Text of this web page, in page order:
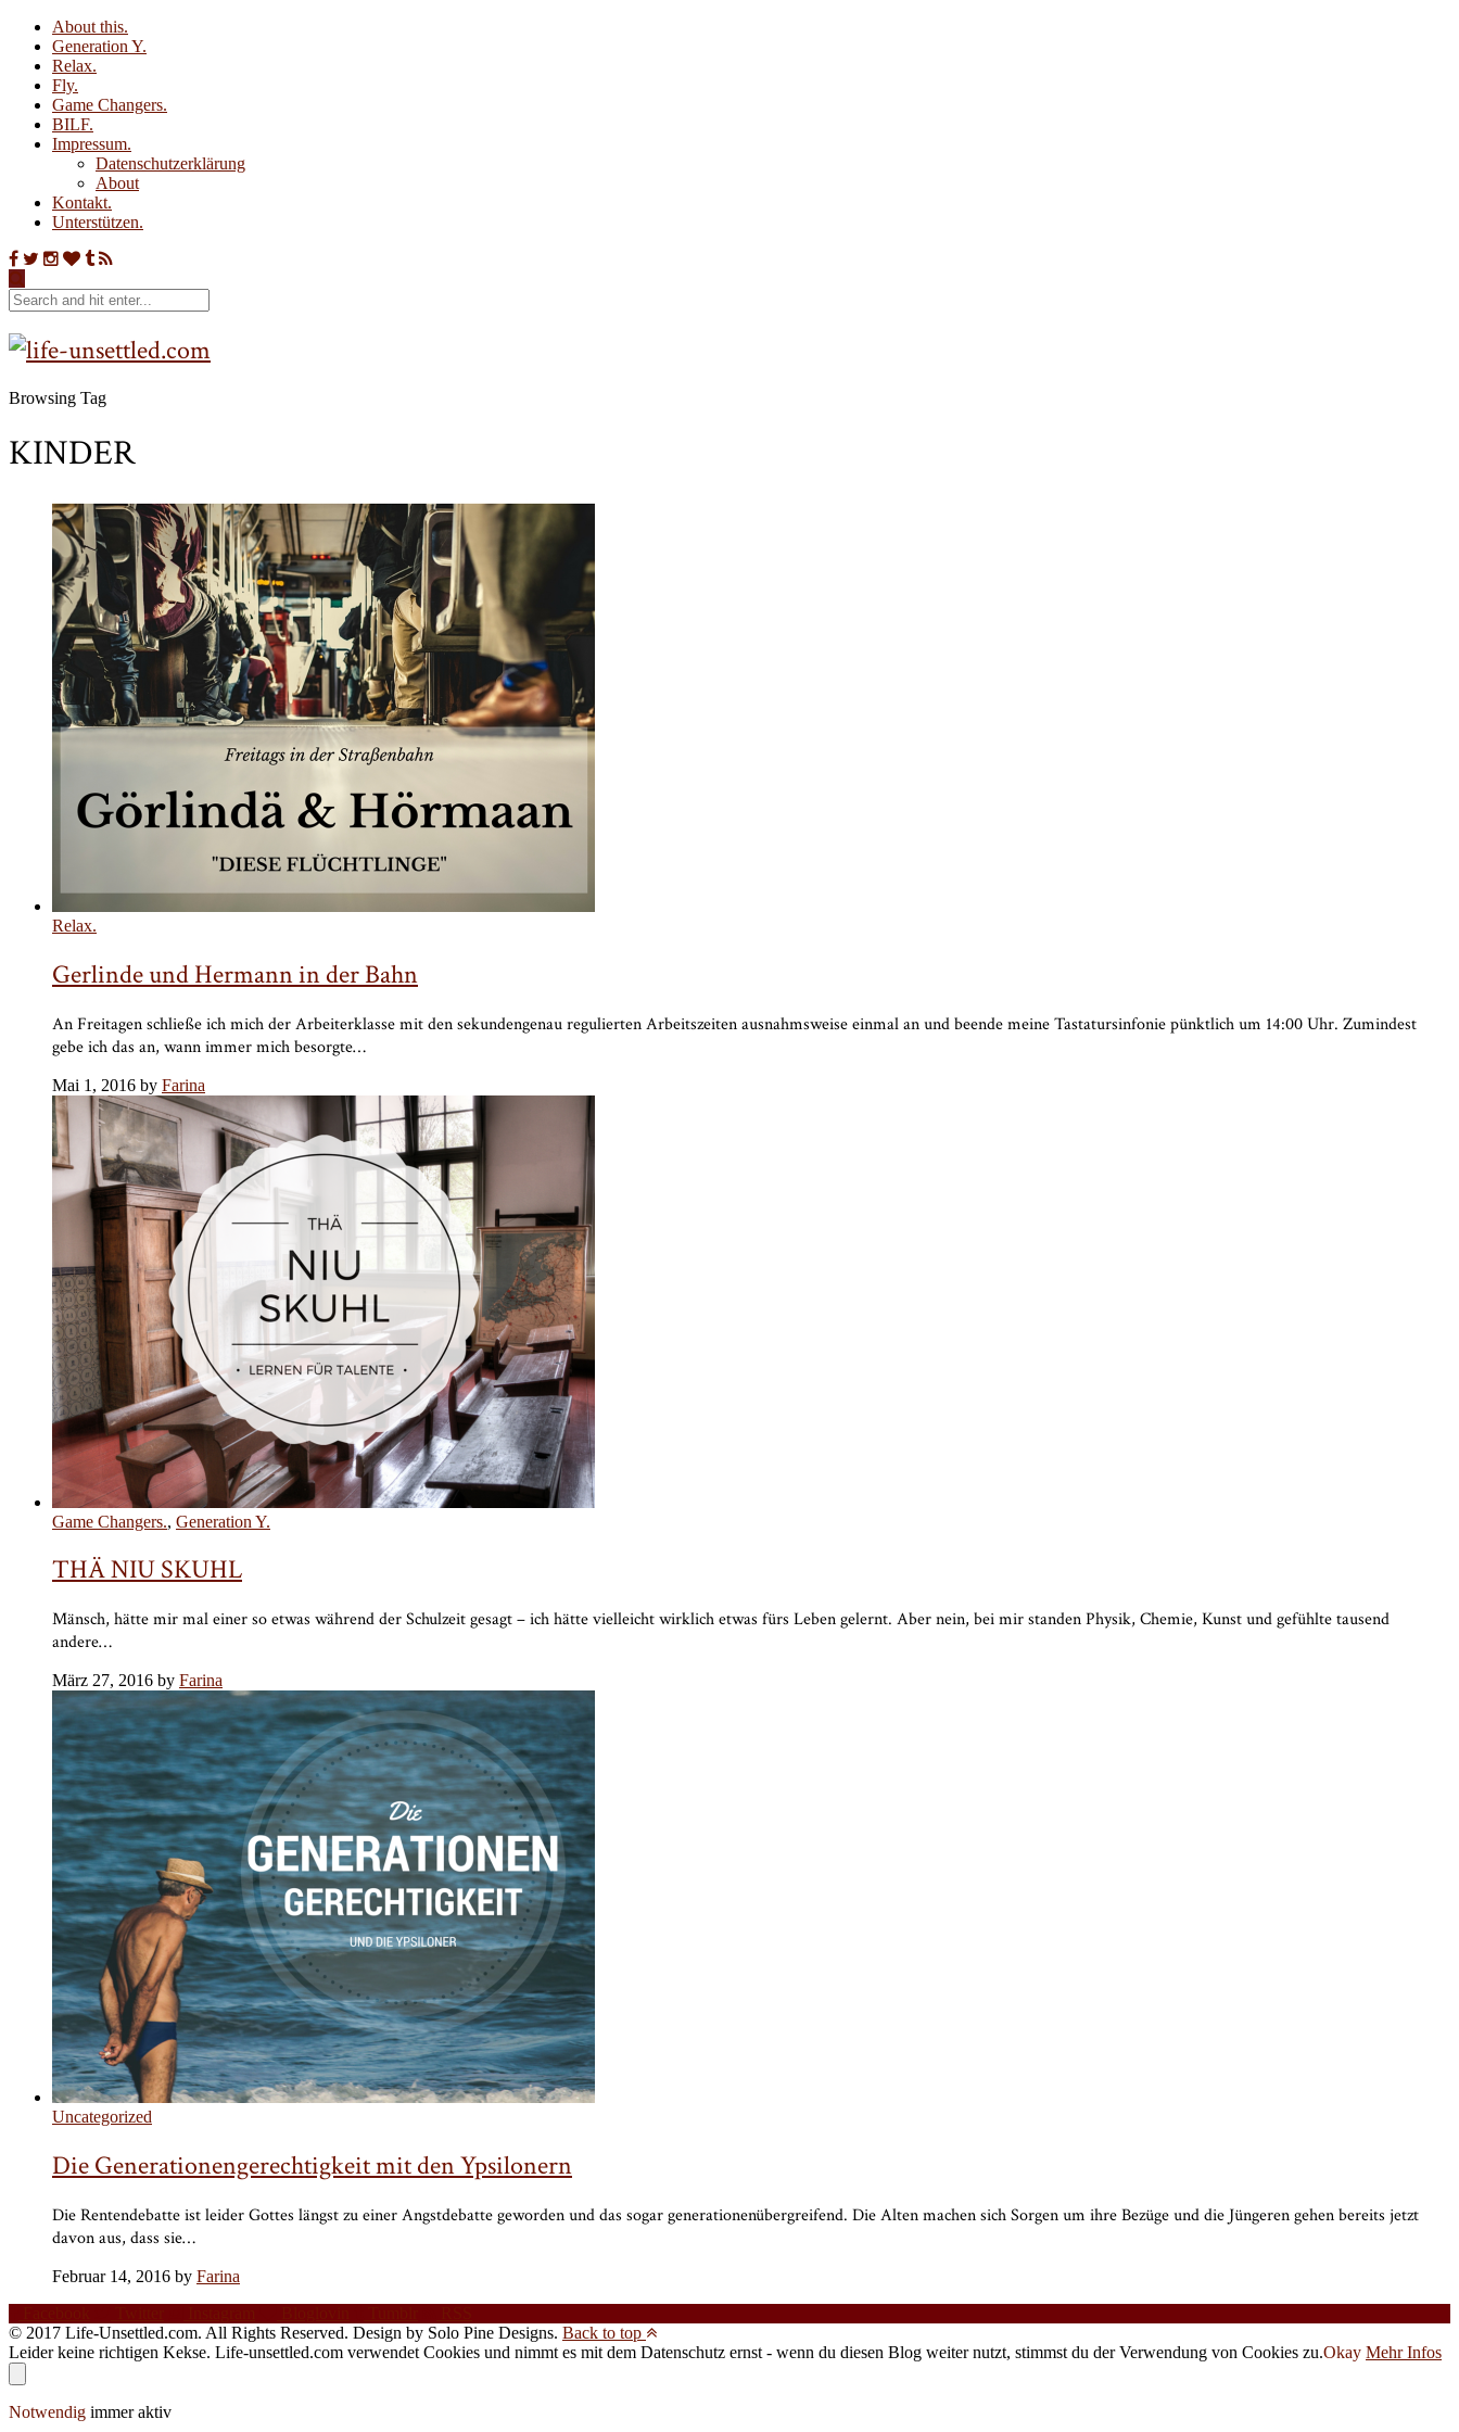
About this.
Generation Y.
Relax.
Fly.
Game Changers.
BILF.
Impressum.
Datenschutzerklärung
About
Kontakt.
Unterstützen.
Browsing Tag
KINDER
Relax.
Gerlinde und Hermann in der Bahn
An Freitagen schließe ich mich der Arbeiterklasse mit den sekundengenau regulierten Arbeitszeiten ausnahmsweise einmal an und beende meine Tastatursinfonie pünktlich um 14:00 Uhr. Zumindest
gebe ich das an, wann immer mich besorgte…
Mai 1, 2016 by Farina
Game Changers., Generation Y.
THÄ NIU SKUHL
Mänsch, hätte mir mal einer so etwas während der Schulzeit gesagt – ich hätte vielleicht wirklich etwas fürs Leben gelernt. Aber nein, bei mir standen Physik, Chemie, Kunst und gefühlte tausend
andere…
März 27, 2016 by Farina
Uncategorized
Die Generationengerechtigkeit mit den Ypsilonern
Die Rentendebatte ist leider Gottes längst zu einer Angstdebatte geworden und das sogar generationenübergreifend. Die Alten machen sich Sorgen um ihre Bezüge und die Jüngeren gehen bereits jetzt
davon aus, dass sie…
Februar 14, 2016 by Farina
© 2017 Life-Unsettled.com. All Rights Reserved. Design by Solo Pine Designs. Back to top
Leider keine richtigen Kekse. Life-unsettled.com verwendet Cookies und nimmt es mit dem Datenschutz ernst - wenn du diesen Blog weiter nutzt, stimmst du der Verwendung von Cookies zu.Okay Mehr Infos
Notwendig immer aktiv